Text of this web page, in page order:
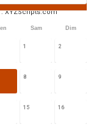
Sam Dim
1 2
8 9
15 16
:XYZScripts.com